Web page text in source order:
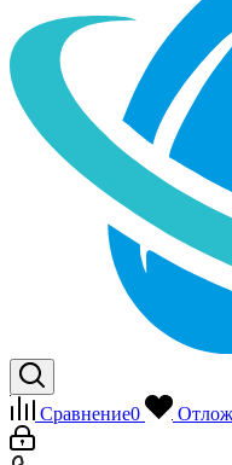
Сравнение0